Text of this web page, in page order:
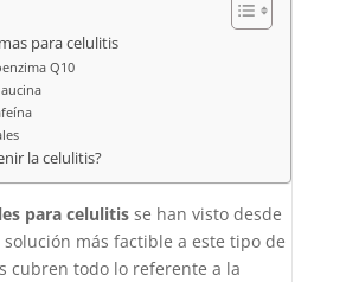
para celulitis
Q10
la celulitis?
para celulitisse han visto desde
más factible a este tipo de
cubren todo lo referente a la